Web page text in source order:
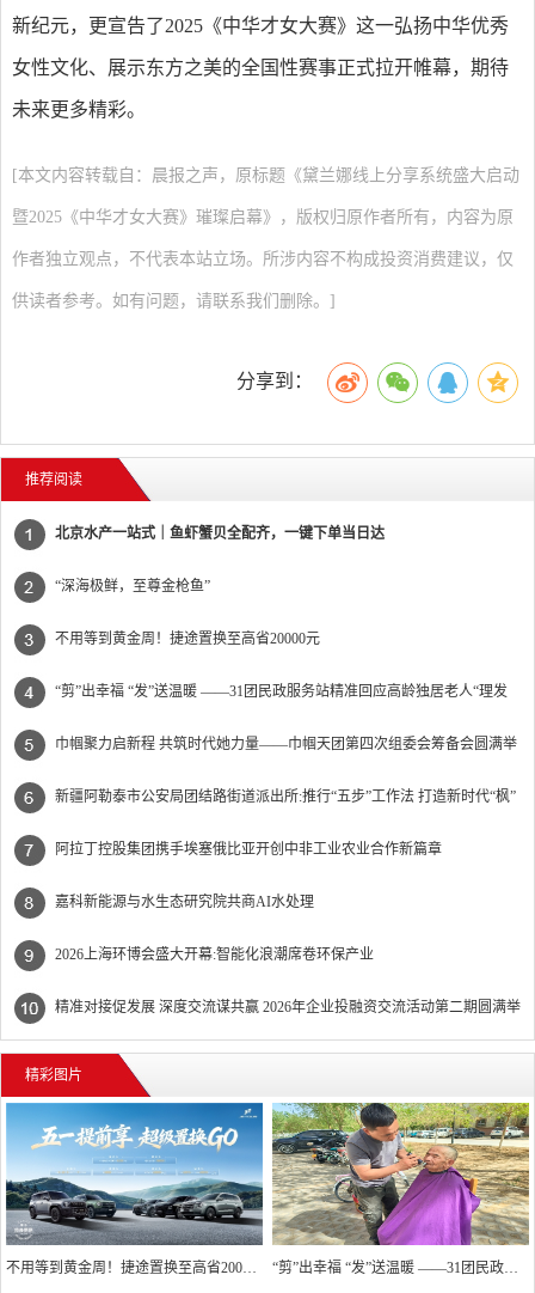
新纪元，更宣告了2025《中华才女大赛》这一弘扬中华优秀
女性文化、展示东方之美的全国性赛事正式拉开帷幕，期待
未来更多精彩。
[本文内容转载自：晨报之声，原标题《黛兰娜线上分享系统盛大启动
暨2025《中华才女大赛》璀璨启幕》，版权归原作者所有，内容为原
作者独立观点，不代表本站立场。所涉内容不构成投资消费建议，仅
供读者参考。如有问题，请联系我们删除。]
分享到：
推荐阅读
北京水产一站式｜鱼虾蟹贝全配齐，一键下单当日达
“深海极鲜，至尊金枪鱼”
不用等到黄金周！捷途置换至高省20000元
“剪”出幸福 “发”送温暖 ——31团民政服务站精准回应高龄独居老人“理发
难”
巾帼聚力启新程 共筑时代她力量——巾帼天团第四次组委会筹备会圆满举
办
新疆阿勒泰市公安局团结路街道派出所:推行“五步”工作法 打造新时代“枫”
景线
阿拉丁控股集团携手埃塞俄比亚开创中非工业农业合作新篇章
嘉科新能源与水生态研究院共商AI水处理
2026上海环博会盛大开幕:智能化浪潮席卷环保产业
精准对接促发展 深度交流谋共赢 2026年企业投融资交流活动第二期圆满举
精彩图片
不用等到黄金周！捷途置换至高省20000元 “剪”出幸福 “发”送温暖 ——31团民政服务站精准回应高龄独居老人“理发难”